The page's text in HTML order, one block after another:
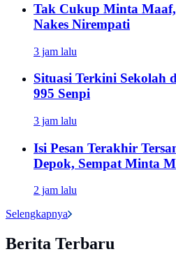
Tak Cukup Minta
Nakes Nirempati
3 jam lalu
Situasi Terkini Sekolah
995 Senpi
3 jam lalu
Isi Pesan Terakhir
Depok, Sempat Minta
2 jam lalu
Selengkapnya
Berita Terbaru